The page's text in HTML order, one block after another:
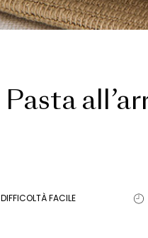
Pasta
DIFFICOLTÀ FACILE